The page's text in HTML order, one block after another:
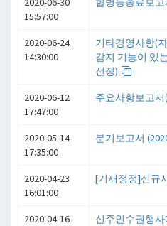
15:57:00
2020-06-24
14:30:00
기타경영사항(
감지 기능이 있
선정)
2020-06-12
17:47:00
주요사항보고
2020-05-14
17:35:00
분기보고서
2020-04-23
16:01:00
[기재정정]신규
2020-04-16
신주인수권행